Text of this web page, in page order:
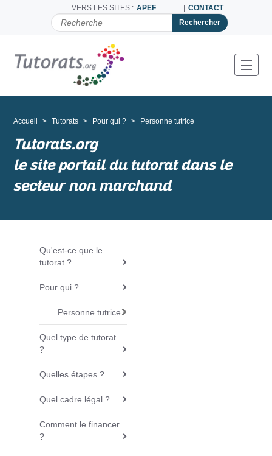
VERS LES SITES : APEF CONTACT
C
R
C
A
Accueil Tutorats Pour qui ? Personne tutrice
Tutorats.org
le site portail du tutorat dans le
secteur non marchand
N
a
v
i
a
t
i
o
n
Qu'est-ce que le
tutorat ?
Pour qui ?
Personne tutrice
Quel type de tutorat
?
Quelles étapes ?
Quel cadre légal ?
Comment le financer
?